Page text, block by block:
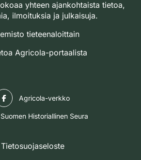
yhteen ajankohtaista tietoa,
ilmoituksia ja julkaisuja.
tieteenaloittain
Agricola-portaalista
Agricola-verkko
Suomen Historiallinen Seura
Tietosuojaseloste